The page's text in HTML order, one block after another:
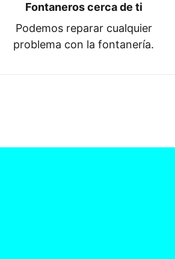
Fontaneros cerca de ti
Podemos reparar cualquier
problema con la fontanería.